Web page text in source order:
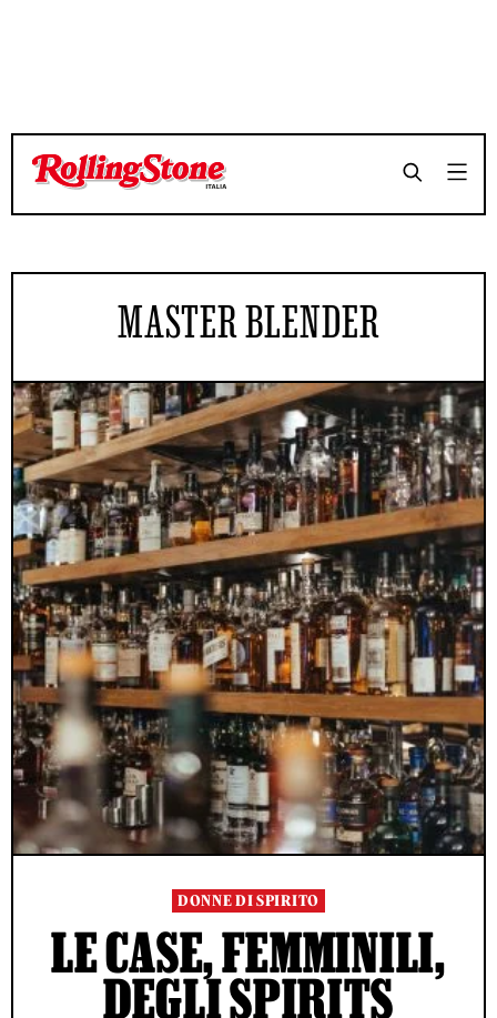
MASTER BLENDER
DONNE DI SPIRITO
LE CASE, FEMMINILI,
DEGLI SPIRITS